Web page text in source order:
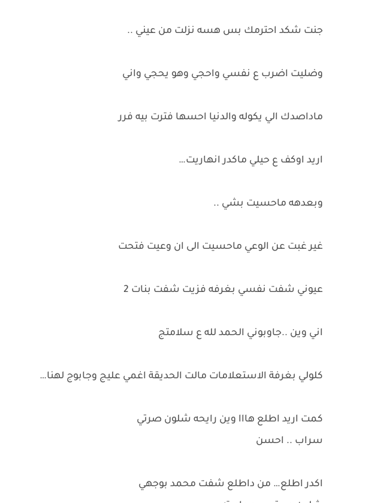
جنت شكد احترمك بس هسه نزلت من عيني ..
وضليت اضرب ع نفسي واحجي وهو يحجي واني
ماداصدك الي يكوله والدنيا احسها فترت بيه فرر
اريد اوكف ع حيلي ماكدر انهاريت…
وبعدهه ماحسيت بشي ..
غير غبت عن الوعي ماحسيت الى ان وعيت فتحت
عيوني شفت نفسي بغرفه فزيت شفت بنات 2
اني وين ..جاوبوني الحمد لله ع سلامتج
كلولي بغرفة الاستعلامات مالت الحديقة اغمي عليج وجابوج لهنا…
كمت اريد اطلع هااا وين رايحه شلون صرتي
سراب .. احسن
اكدر اطلع… من داطلع شفت محمد بوجهي